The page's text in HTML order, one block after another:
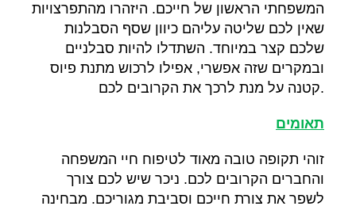
המשפחתי הראשון של חייכם. היזהרו מהתפרצויות
שאין לכם שליטה עליהם כיוון שסף הסבלנות
שלכם קצר במיוחד. השתדלו להיות סבלניים
ובמקרים שזה אפשרי, אפילו לרכוש מתנת פיוס
קטנה על מנת לרכך את הקרובים לכם.
תאומים
זוהי תקופה טובה מאוד לטיפוח חיי המשפחה
והחברים הקרובים לכם. ניכר שיש לכם צורך
לשפר את צורת חייכם וסביבת מגוריכם. מבחינה